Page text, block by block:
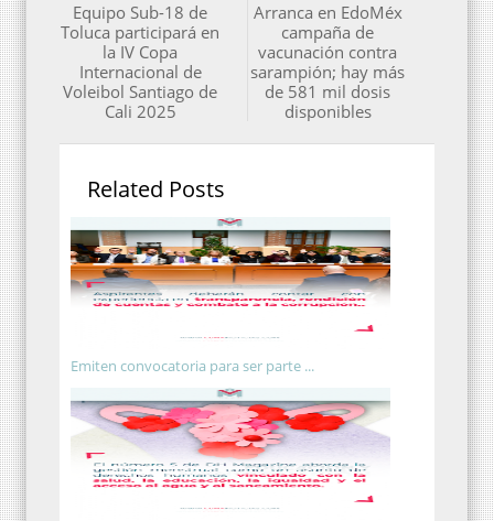
Arranca en EdoMéx
campaña de
vacunación contra
sarampión; hay más
de 581 mil dosis
disponibles
Equipo Sub-18 de
Toluca participará en
la IV Copa
Internacional de
Voleibol Santiago de
Cali 2025
Related Posts
Emiten convocatoria para ser parte ...